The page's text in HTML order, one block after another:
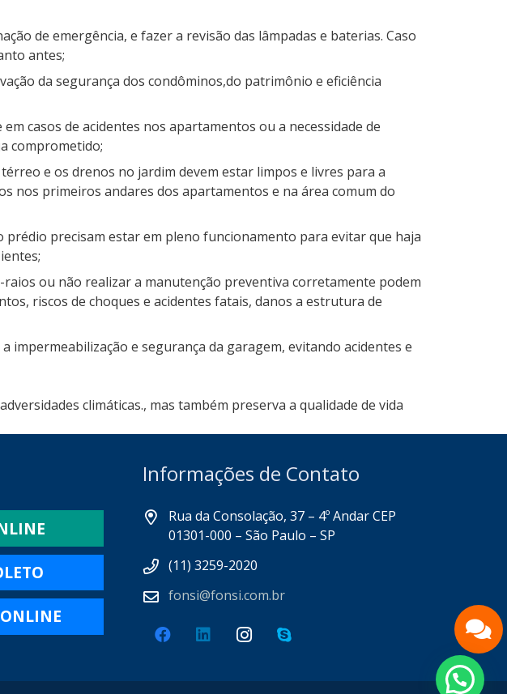
de emergência, e fazer a revisão das lâmpadas e baterias. Caso
antes;
da segurança dos condôminos,do patrimônio e eficiência
em casos de acidentes nos apartamentos ou a necessidade de
comprometido;
e os drenos no jardim devem estar limpos e livres para a
nos primeiros andares dos apartamentos e na área comum do
prédio precisam estar em pleno funcionamento para evitar que haja
ou não realizar a manutenção preventiva corretamente podem
riscos de choques e acidentes fatais, danos a estrutura de
impermeabilização e segurança da garagem, evitando acidentes e
climáticas., mas também preserva a qualidade de vida
Informações de Contato
Rua da Consolação, 37 – 4º Andar CEP
01301-000 – São Paulo – SP
(11) 3259-2020
fonsi@fonsi.com.br
Fale pelo Whatsapp